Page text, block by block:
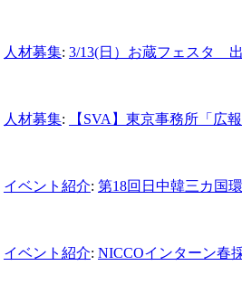
人材募集: 3/13(日）お蔵フェスタ
人材募集: 【SVA】東京事務所「広
イベント紹介: 第18回日中韓三カ国
イベント紹介: NICCOインターン春